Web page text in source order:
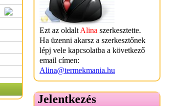
Ezt az oldalt Alina szerkesztette.
Ha üzenni akarsz a szerkesztőnek
lépj vele kapcsolatba a következő
email címen:
Alina@termekmania.hu
Jelentkezés